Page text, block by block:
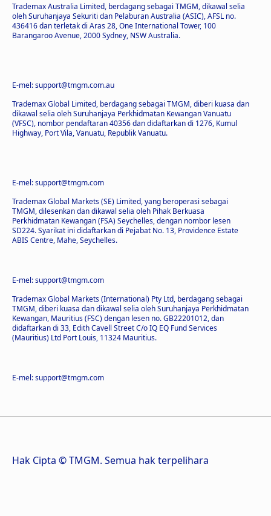
Trademax Australia Limited, berdagang sebagai TMGM, dikawal selia
oleh Suruhanjaya Sekuriti dan Pelaburan Australia (ASIC), AFSL no.
436416 dan terletak di Aras 28, One International Tower, 100
Barangaroo Avenue, 2000 Sydney, NSW Australia.
E-mel: support@tmgm.com.au
Trademax Global Limited, berdagang sebagai TMGM, diberi kuasa dan
dikawal selia oleh Suruhanjaya Perkhidmatan Kewangan Vanuatu
(VFSC), nombor pendaftaran 40356 dan didaftarkan di 1276, Kumul
Highway, Port Vila, Vanuatu, Republik Vanuatu.
E-mel: support@tmgm.com
Trademax Global Markets (SE) Limited, yang beroperasi sebagai
TMGM, dilesenkan dan dikawal selia oleh Pihak Berkuasa
Perkhidmatan Kewangan (FSA) Seychelles, dengan nombor lesen
SD224. Syarikat ini didaftarkan di Pejabat No. 13, Providence Estate
ABIS Centre, Mahe, Seychelles.
E-mel: support@tmgm.com
Trademax Global Markets (International) Pty Ltd, berdagang sebagai
TMGM, diberi kuasa dan dikawal selia oleh Suruhanjaya Perkhidmatan
Kewangan, Mauritius (FSC) dengan lesen no. GB22201012, dan
didaftarkan di 33, Edith Cavell Street C/o IQ EQ Fund Services
(Mauritius) Ltd Port Louis, 11324 Mauritius.
E-mel: support@tmgm.com
Hak Cipta © TMGM. Semua hak terpelihara